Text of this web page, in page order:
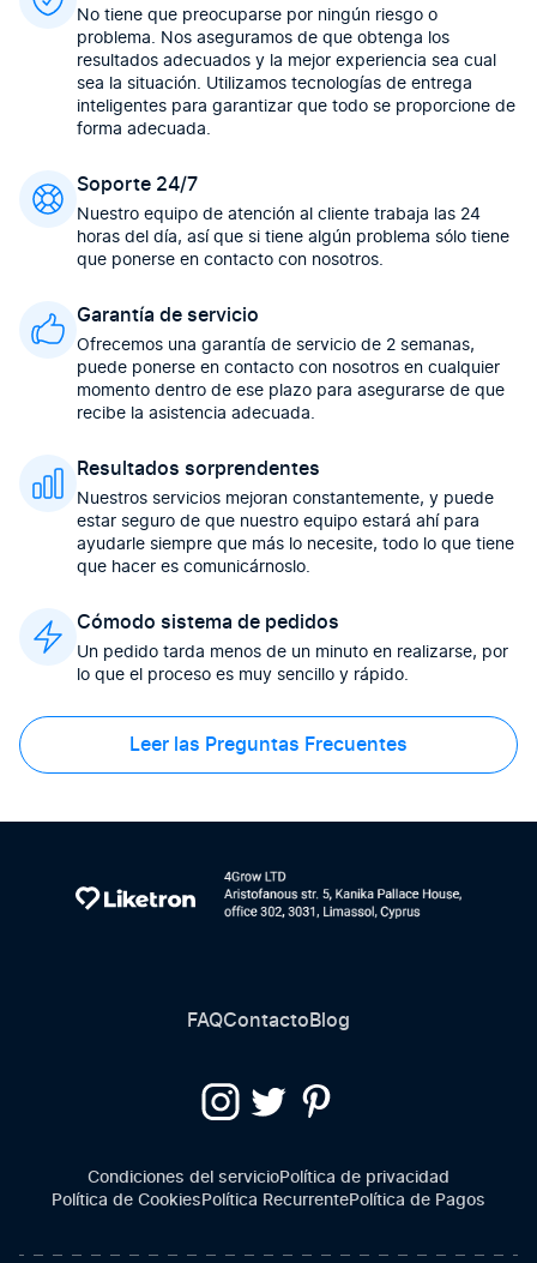
No tiene que preocuparse por ningún riesgo o
problema. Nos aseguramos de que obtenga los
resultados adecuados y la mejor experiencia sea cual
sea la situación. Utilizamos tecnologías de entrega
inteligentes para garantizar que todo se proporcione de
forma adecuada.
Soporte 24/7
Nuestro equipo de atención al cliente trabaja las 24
horas del día, así que si tiene algún problema sólo tiene
que ponerse en contacto con nosotros.
Garantía de servicio
Ofrecemos una garantía de servicio de 2 semanas,
puede ponerse en contacto con nosotros en cualquier
momento dentro de ese plazo para asegurarse de que
recibe la asistencia adecuada.
Resultados sorprendentes
Nuestros servicios mejoran constantemente, y puede
estar seguro de que nuestro equipo estará ahí para
ayudarle siempre que más lo necesite, todo lo que tiene
que hacer es comunicárnoslo.
Cómodo sistema de pedidos
Un pedido tarda menos de un minuto en realizarse, por
lo que el proceso es muy sencillo y rápido.
Leer las Preguntas Frecuentes
FAQContacto Blog
Condiciones del servicioPolítica de privacidad
Política de Cookies Política RecurrentePolítica de Pagos